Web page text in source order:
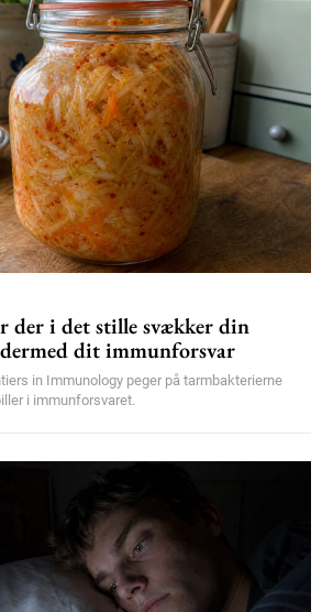
der i det stille svækker din
dit immunforsvar
in Immunology peger på tarmbakterierne
i immunforsvaret.